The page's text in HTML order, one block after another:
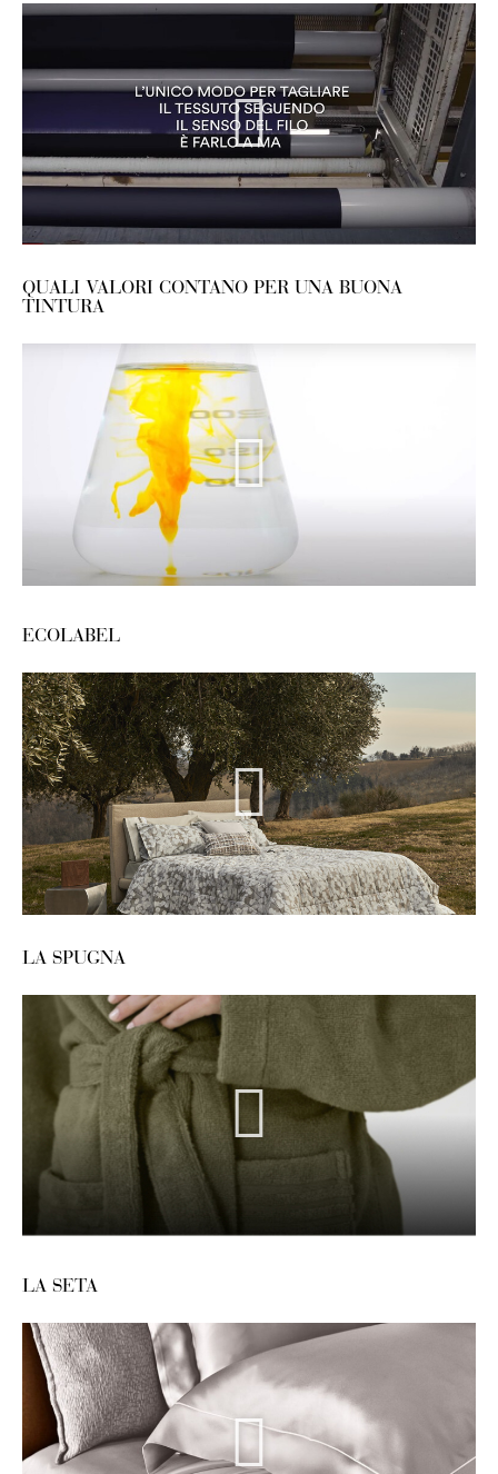
QUALI VALORI CONTANO PER UNA BUONA
TINTURA
ECOLABEL
LA SPUGNA
LA SETA